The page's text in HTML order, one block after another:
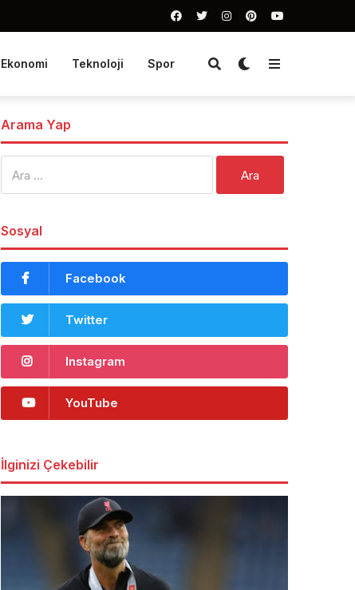
Ekonomi Teknoloji Spor
Arama Yap
Sosyal
Facebook
Twitter
Instagram
YouTube
İlginizi Çekebilir